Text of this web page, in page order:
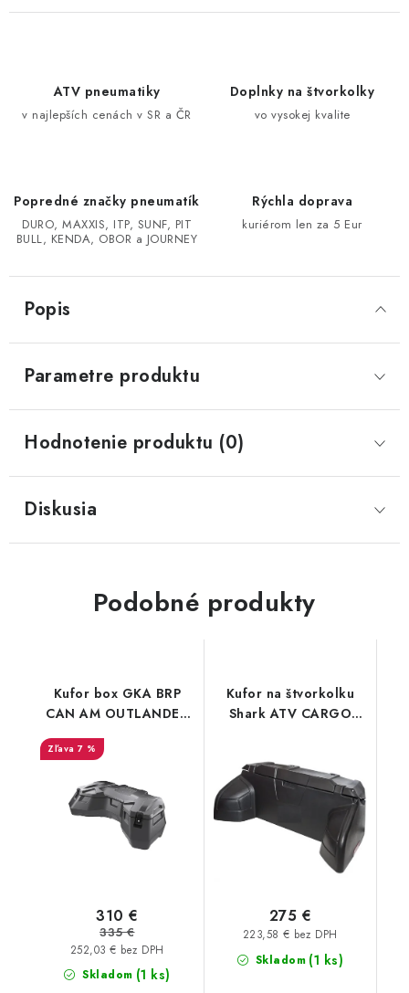
CF MOTO X450/X520/X550/X625
CF MOTO CFORCE X850/X1000
LINHAI 400/500/M550/650
Podmienky ochrany osobných údajov
Všeobecné obchodné podmienky
Reklamačný poriadok - formulár
ATV pneumatiky
v najlepších cenách v SR a ČR
Doplnky na štvorkolky
vo vysokej kvalite
Popredné značky pneumatík
DURO, MAXXIS, ITP, SUNF, PIT
BULL, KENDA, OBOR a JOURNEY
Rýchla doprava
kuriérom len za 5 Eur
Popis
Parametre produktu
Hodnotenie produktu (0)
Diskusia
Podobné produkty
Kufor box GKA BRP
CAN AM OUTLANDER
L 450 570 650 G2
7 %
Skladom (1 ks)
252,03 € bez DPH
310 €
335 €
Kufor na štvorkolku
Shark ATV CARGO
Skladom (1 ks)
223,58 € bez DPH
275 €